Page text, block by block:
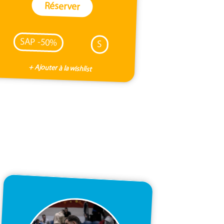
Réserver
SAP -50% S
+ Ajouter à la wishlist